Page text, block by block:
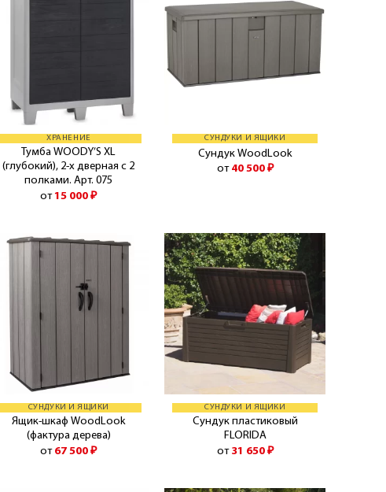
ХРАНЕНИЕ
Тумба WOODY’S XL
(глубокий), 2-х дверная с 2
полками. Арт. 075
от 15 000₽
СУНДУКИ И ЯЩИКИ
Сундук WoodLook
от 40 500 ₽
СУНДУКИ И ЯЩИКИ
Ящик-шкаф WoodLook
(фактура дерева)
от 67 500₽
СУНДУКИ И ЯЩИКИ
Сундук пластиковый
FLORIDA
от 31 650 ₽